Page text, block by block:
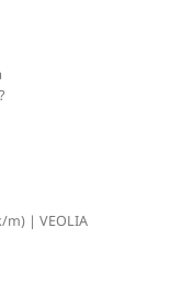
m) | VEOLIA